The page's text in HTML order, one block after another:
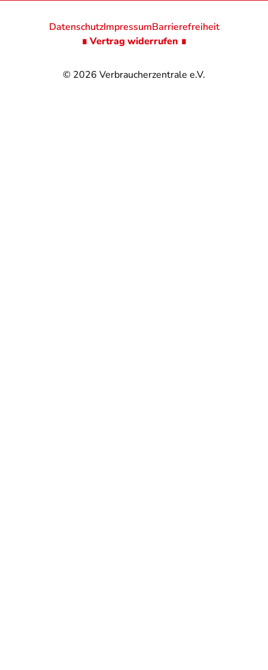
© 2026 Verbraucherzentrale e.V.
DatenschutzImpressumBarrierefreiheit
∎ Vertrag widerrufen ∎